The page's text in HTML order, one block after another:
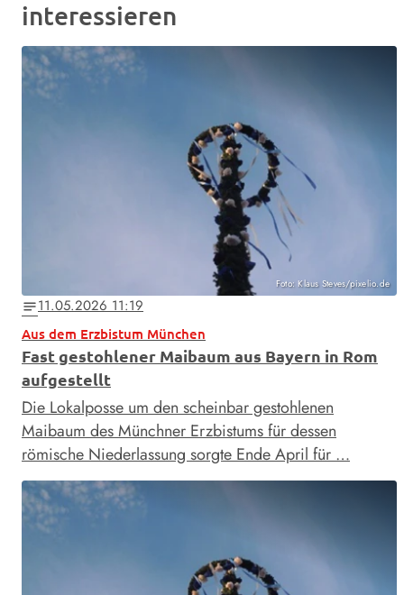
interessieren
Foto: Klaus Steves/pixelio.de
notes11.05.2026 11:19
Aus dem Erzbistum München
Fast gestohlener Maibaum aus Bayern in Rom
aufgestellt
Die Lokalposse um den scheinbar gestohlenen
Maibaum des Münchner Erzbistums für dessen
römische Niederlassung sorgte Ende April für …